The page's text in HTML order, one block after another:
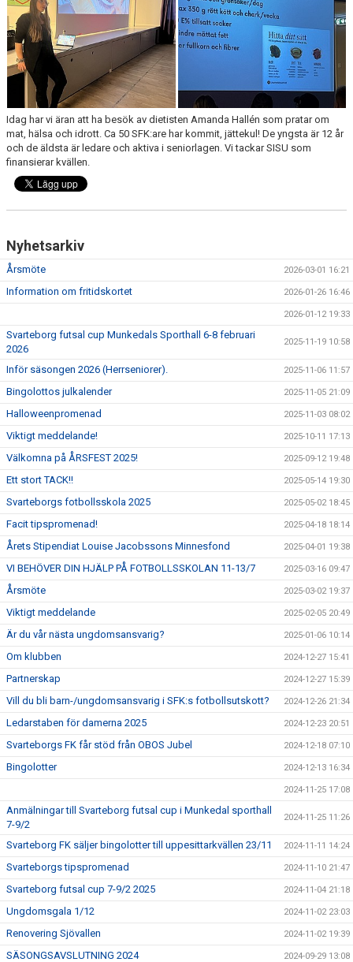
SPONSORHUSET
GRÄSROTEN
Idag har vi äran att ha besök av dietisten Amanda Hallén som pratar om
mat, hälsa och idrott. Ca 50 SFK:are har kommit, jättekul! De yngsta är 12 år
och de äldsta är ledare och aktiva i seniorlagen. Vi tackar SISU som
finansierar kvällen.
Nyhetsarkiv
Årsmöte 2026-03-01 16:21
Information om fritidskortet 2026-01-26 16:46
2026-01-12 19:33
Svarteborg futsal cup Munkedals Sporthall 6-8 februari
2026
2025-11-19 10:58
Inför säsongen 2026 (Herrseniorer). 2025-11-06 11:57
Bingolottos julkalender 2025-11-05 21:09
Halloweenpromenad 2025-11-03 08:02
Viktigt meddelande! 2025-10-11 17:13
Välkomna på ÅRSFEST 2025! 2025-09-12 19:48
Ett stort TACK!! 2025-05-14 19:30
Svarteborgs fotbollsskola 2025 2025-05-02 18:45
Facit tipspromenad! 2025-04-18 18:14
Årets Stipendiat Louise Jacobssons Minnesfond 2025-04-01 19:38
VI BEHÖVER DIN HJÄLP PÅ FOTBOLLSSKOLAN 11-13/7 2025-03-16 09:47
Årsmöte 2025-03-02 19:37
Viktigt meddelande 2025-02-05 20:49
Är du vår nästa ungdomsansvarig? 2025-01-06 10:14
Om klubben 2024-12-27 15:41
Partnerskap 2024-12-27 15:39
Vill du bli barn-/ungdomsansvarig i SFK:s fotbollsutskott? 2024-12-26 21:34
Ledarstaben för damerna 2025 2024-12-23 20:51
Svarteborgs FK får stöd från OBOS Jubel 2024-12-18 07:10
Bingolotter 2024-12-13 16:34
2024-11-25 17:08
Anmälningar till Svarteborg futsal cup i Munkedal sporthall
7-9/2
2024-11-25 11:26
Svarteborg FK säljer bingolotter till uppesittarkvällen 23/11 2024-11-11 14:24
Svarteborgs tipspromenad 2024-11-10 21:47
Svarteborg futsal cup 7-9/2 2025 2024-11-04 21:18
Ungdomsgala 1/12 2024-11-02 23:03
Renovering Sjövallen 2024-11-02 19:39
SÄSONGSAVSLUTNING 2024 2024-09-29 13:08